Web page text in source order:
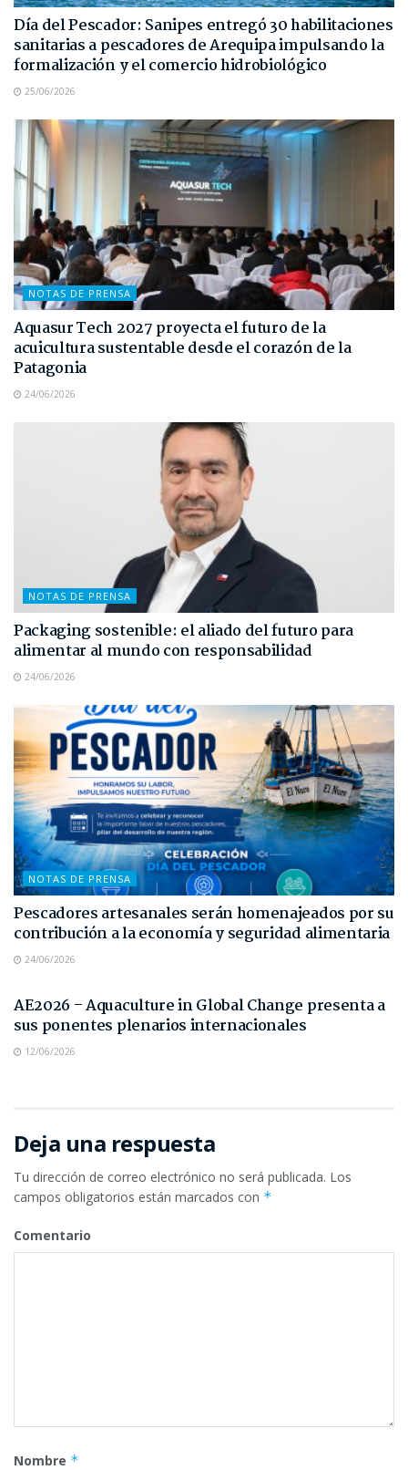
Día del Pescador: Sanipes entregó 30 habilitaciones
sanitarias a pescadores de Arequipa impulsando la
formalización y el comercio hidrobiológico
25/06/2026
NOTAS DE PRENSA
Aquasur Tech 2027 proyecta el futuro de la
acuicultura sustentable desde el corazón de la
Patagonia
24/06/2026
NOTAS DE PRENSA
Packaging sostenible: el aliado del futuro para
alimentar al mundo con responsabilidad
24/06/2026
NOTAS DE PRENSA
Pescadores artesanales serán homenajeados por su
contribución a la economía y seguridad alimentaria
24/06/2026
AE2026 – Aquaculture in Global Change presenta a
sus ponentes plenarios internacionales
12/06/2026
Deja una respuesta
Tu dirección de correo electrónico no será publicada. Los
campos obligatorios están marcados con *
Comentario
Nombre *